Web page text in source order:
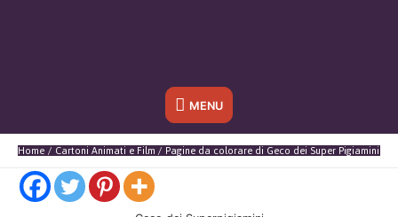
Sotto
l'header
MENU
Home Cartoni Animati e Film Pagine da colorare di Geco dei Super Pigiamini